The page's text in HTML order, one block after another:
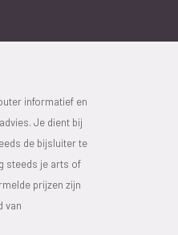
informatief en
Je dient bij
de bijsluiter te
steeds je arts of
prijzen zijn
van